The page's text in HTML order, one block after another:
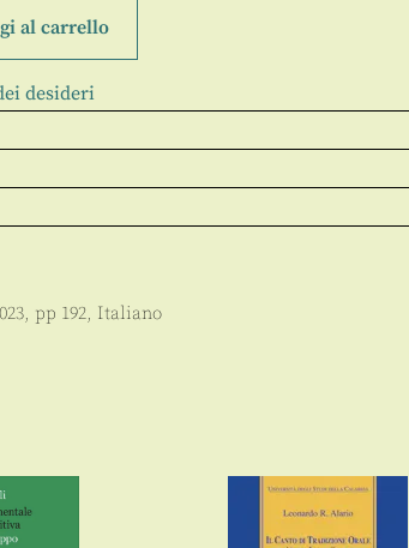
al carrello
desideri
, pp 192, Italiano